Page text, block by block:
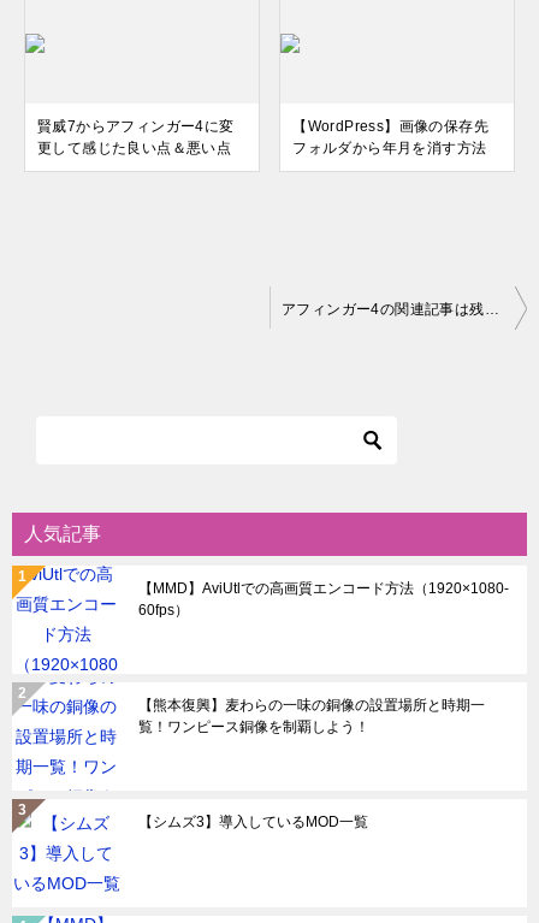
賢威7からアフィンガー4に変
更して感じた良い点＆悪い点
【WordPress】画像の保存先
フォルダから年月を消す方法
シ
ョ
ン
アフィンガー4の関連記事は残念かな！プラグインに変えるべし
人気記事
【MMD】AviUtlでの高画質エンコード方法（1920×1080-
60fps）
【熊本復興】麦わらの一味の銅像の設置場所と時期一
覧！ワンピース銅像を制覇しよう！
【シムズ3】導入しているMOD一覧